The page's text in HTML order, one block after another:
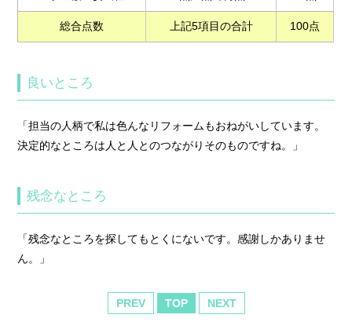
総合点数 上記5項目の合計 100点
良いところ
「担当の人柄で私は色んなリフォームもおねがいしています。
決定的なところは人と人とのつながりそのものですね。」
残念なところ
「残念なところを探してもとくにないです。感謝しかありませ
ん。」
PREV TOP NEXT